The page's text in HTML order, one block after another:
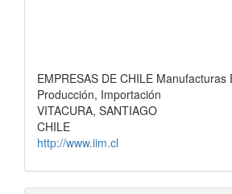
EMPRESAS DE CHILE Manufacturas
Producción, Importación
VITACURA, SANTIAGO
CHILE
http://www.iim.cl